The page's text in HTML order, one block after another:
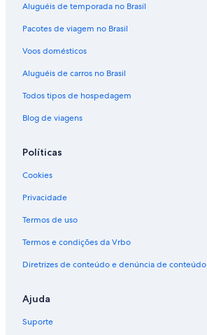
Aluguéis de temporada no Brasil
Pacotes de viagem no Brasil
Voos domésticos
Aluguéis de carros no Brasil
Todos tipos de hospedagem
Blog de viagens
Políticas
Cookies
Privacidade
Termos de uso
Termos e condições da Vrbo
Diretrizes de conteúdo e denúncia de conteúdo
Ajuda
Suporte